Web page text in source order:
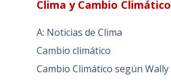
Clima y Cambio Climático
A: Noticias de Clima
Cambio climático
Cambio Climático según Wally